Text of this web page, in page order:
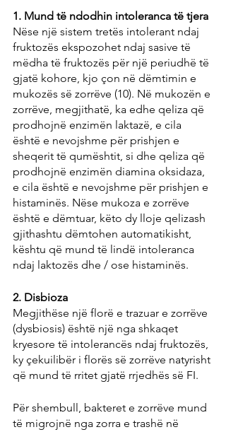
1. Mund të ndodhin intoleranca të tjera
Nëse një sistem tretës intolerant ndaj
fruktozës ekspozohet ndaj sasive të
mëdha të fruktozës për një periudhë të
gjatë kohore, kjo çon në dëmtimin e
mukozës së zorrëve (10). Në mukozën e
zorrëve, megjithatë, ka edhe qeliza që
prodhojnë enzimën laktazë, e cila
është e nevojshme për prishjen e
sheqerit të qumështit, si dhe qeliza që
prodhojnë enzimën diamina oksidaza,
e cila është e nevojshme për prishjen e
histaminës. Nëse mukoza e zorrëve
është e dëmtuar, këto dy lloje qelizash
gjithashtu dëmtohen automatikisht,
kështu që mund të lindë intoleranca
ndaj laktozës dhe / ose histaminës.
2. Disbioza
Megjithëse një florë e trazuar e zorrëve
(dysbiosis) është një nga shkaqet
kryesore të intolerancës ndaj fruktozës,
ky çekuilibër i florës së zorrëve natyrisht
që mund të rritet gjatë rrjedhës së FI.
Për shembull, bakteret e zorrëve mund
të migrojnë nga zorra e trashë në